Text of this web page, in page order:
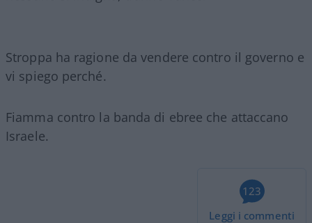
Stroppa ha ragione da vendere contro il governo e
vi spiego perché.
Fiamma contro la banda di ebree che attaccano
Israele.
123
Leggi i commenti